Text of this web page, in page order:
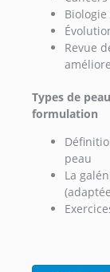
Revue
Types de
formulation
peau
La